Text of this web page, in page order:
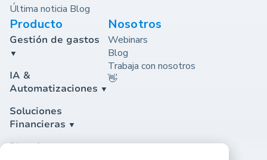
Última noticia Blog
Producto
Gestión de gastos
IA &
Automatizaciones
Soluciones
Financieras
Plataforma
Nosotros
Webinars
Blog
Trabaja con nosotros
👋